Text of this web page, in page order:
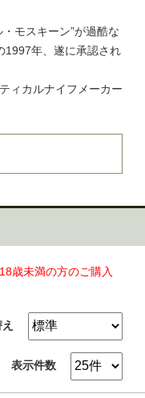
モスキーン”が過酷な
1997年、遂に承認され
ィカルナイフメーカー
歳未満の方のご購入
表示件数